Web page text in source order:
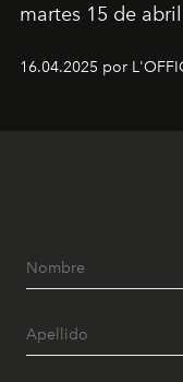
martes 15 de
16.04.2025 por